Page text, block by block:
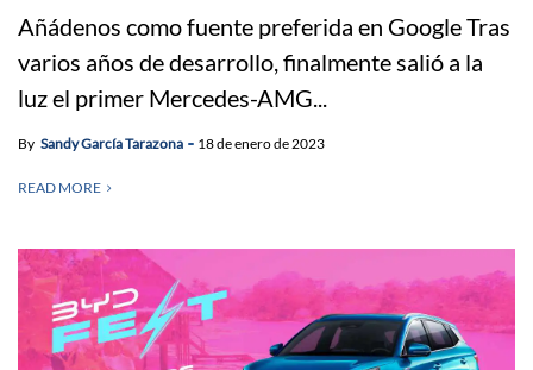
Añádenos como fuente preferida en Google Tras
varios años de desarrollo, finalmente salió a la
luz el primer Mercedes-AMG...
By Sandy García Tarazona 18 de enero de 2023
READ MORE